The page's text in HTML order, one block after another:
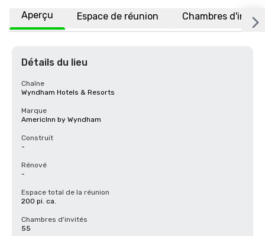
Aperçu Espace de réunion Chambres
Détails du lieu
Chaîne
Wyndham Hotels & Resorts
Marque
AmericInn by Wyndham
Construit
-
Rénové
-
Espace total de la réunion
200 pi. ca.
Chambres d'invités
55